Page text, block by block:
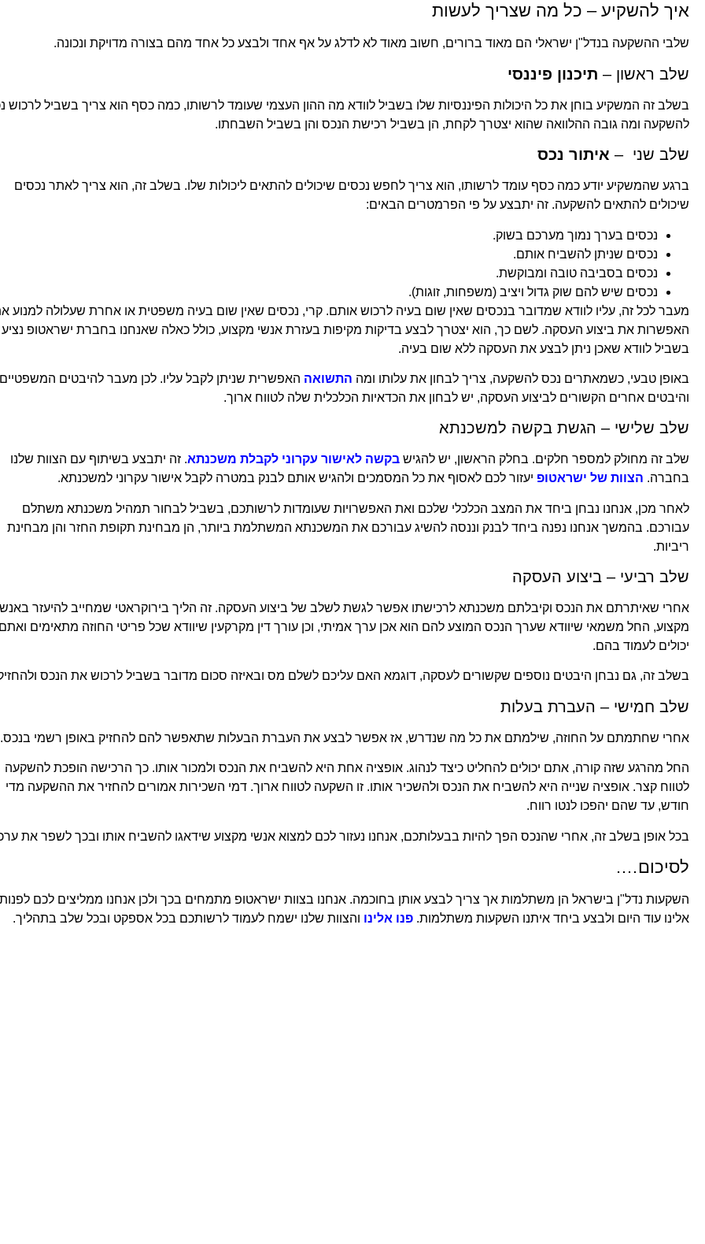
איך להשקיע – כל מה שצריך לעשות
שלבי ההשקעה בנדל"ן ישראלי הם מאוד ברורים, חשוב מאוד לא לדלג על אף אחד ולבצע כל אחד מהם בצורה מדויקת ונכונה.
שלב ראשון – תיכנון פיננסי
בשלב זה המשקיע בוחן את כל היכולות הפיננסיות שלו בשביל לוודא מה ההון העצמי שעומד לרשותו, כמה כסף הוא צריך בשביל לרכוש
להשקעה ומה גובה ההלוואה שהוא יצטרך לקחת, הן בשביל רכישת הנכס והן בשביל השבחתו.
שלב שני – איתור נכס
ברגע שהמשקיע יודע כמה כסף עומד לרשותו, הוא צריך לחפש נכסים שיכולים להתאים ליכולות שלו. בשלב זה, הוא צריך לאתר נכסים
שיכולים להתאים להשקעה. זה יתבצע על פי הפרמטרים הבאים:
נכסים בערך נמוך מערכם בשוק.
נכסים שניתן להשביח אותם.
נכסים בסביבה טובה ומבוקשת.
נכסים שיש להם שוק גדול ויציב (משפחות, זוגות).
מעבר לכל זה, עליו לוודא שמדובר בנכסים שאין שום בעיה לרכוש אותם. קרי, נכסים שאין שום בעיה משפטית או אחרת שעלולה למנוע
האפשרות את ביצוע העסקה. לשם כך, הוא יצטרך לבצע בדיקות מקיפות בעזרת אנשי מקצוע, כולל כאלה שאנחנו בחברת ישראטופ נציע
בשביל לוודא שאכן ניתן לבצע את העסקה ללא שום בעיה.
באופן טבעי, כשמאתרים נכס להשקעה, צריך לבחון את עלותו ומה התשואה האפשרית שניתן לקבל עליו. לכן מעבר להיבטים המשפטיים
והיבטים אחרים הקשורים לביצוע העסקה, יש לבחון את הכדאיות הכלכלית שלה לטווח ארוך.
שלב שלישי – הגשת בקשה למשכנתא
שלב זה מחולק למספר חלקים. בחלק הראשון, יש להגיש בקשה לאישור עקרוני לקבלת משכנתא. זה יתבצע בשיתוף עם הצוות שלנו
בחברה. הצוות של ישראטופ יעזור לכם לאסוף את כל המסמכים ולהגיש אותם לבנק במטרה לקבל אישור עקרוני למשכנתא.
לאחר מכן, אנחנו נבחן ביחד את המצב הכלכלי שלכם ואת האפשרויות שעומדות לרשותכם, בשביל לבחור תמהיל משכנתא משתלם
עבורכם. בהמשך אנחנו נפנה ביחד לבנק וננסה להשיג עבורכם את המשכנתא המשתלמת ביותר, הן מבחינת תקופת החזר והן מבחינת
ריביות.
שלב רביעי – ביצוע העסקה
אחרי שאיתרתם את הנכס וקיבלתם משכנתא לרכישתו אפשר לגשת לשלב של ביצוע העסקה. זה הליך בירוקראטי שמחייב להיעזר
מקצוע, החל משמאי שיוודא שערך הנכס המוצע להם הוא אכן ערך אמיתי, וכן עורך דין מקרקעין שיוודא שכל פריטי החוזה מתאימים
יכולים לעמוד בהם.
בשלב זה, גם נבחן היבטים נוספים שקשורים לעסקה, דוגמא האם עליכם לשלם מס ובאיזה סכום מדובר בשביל לרכוש את הנכס
שלב חמישי – העברת בעלות
אחרי שחתמתם על החוזה, שילמתם את כל מה שנדרש, אז אפשר לבצע את העברת הבעלות שתאפשר להם להחזיק באופן רשמי בנכס.
החל מהרגע שזה קורה, אתם יכולים להחליט כיצד לנהוג. אופציה אחת היא להשביח את הנכס ולמכור אותו. כך הרכישה הופכת להשקעה
לטווח קצר. אופציה שנייה היא להשביח את הנכס ולהשכיר אותו. זו השקעה לטווח ארוך. דמי השכירות אמורים להחזיר את ההשקעה מדי
חודש, עד שהם יהפכו לנטו רווח.
בכל אופן בשלב זה, אחרי שהנכס הפך להיות בבעלותכם, אנחנו נעזור לכם למצוא אנשי מקצוע שידאגו להשביח אותו ובכך לשפר את
לסיכום….
השקעות נדל"ן בישראל הן משתלמות אך צריך לבצע אותן בחוכמה. אנחנו בצוות ישראטופ מתמחים בכך ולכן אנחנו ממליצים לכם לפנות
אלינו עוד היום ולבצע ביחד איתנו השקעות משתלמות. פנו אלינו והצוות שלנו ישמח לעמוד לרשותכם בכל אספקט ובכל שלב בתהליך.